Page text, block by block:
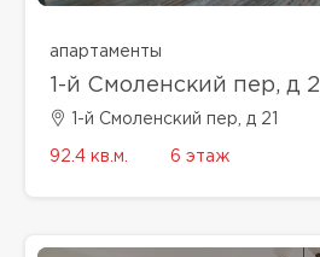
апартаменты
1-й Смоленский пер, д 21
1-й Смоленский пер, д 21
92.4 кв.м. 6 этаж